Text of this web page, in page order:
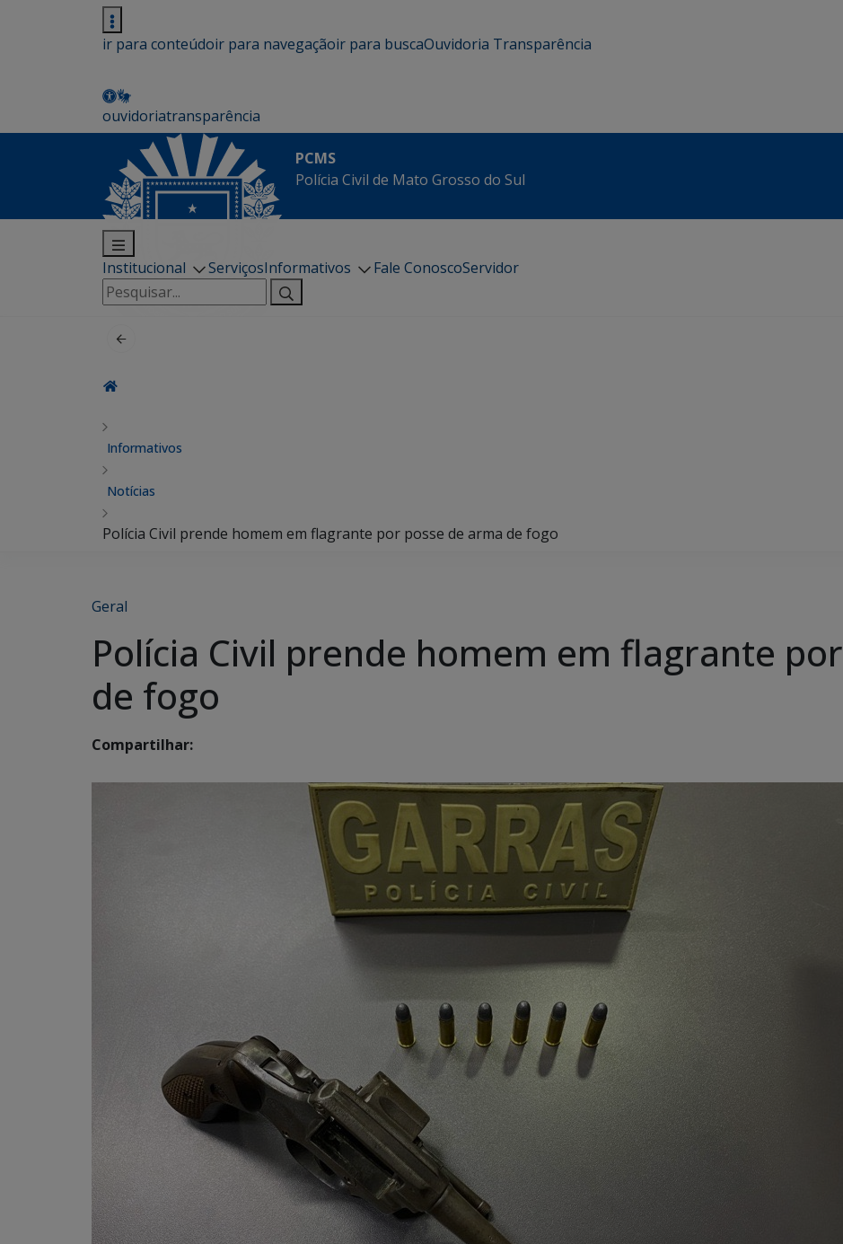
ir para conteúdoir para navegaçãoir para buscaOuvidoria Transparência
ouvidoriatransparência
PCMS
Polícia Civil de Mato Grosso do Sul
Institucional ServiçosInformativos Fale ConoscoServidor
Pesquisar
por:
Informativos
Notícias
Polícia Civil prende homem em flagrante por posse de arma de fogo
Geral
Polícia Civil prende homem em flagrante
de fogo
Compartilhar: